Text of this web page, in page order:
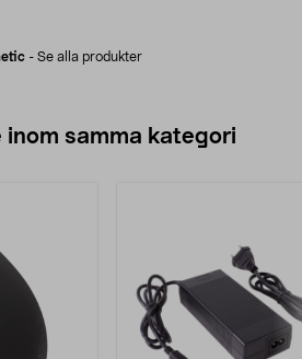
- Se alla produkter
inom samma kategori